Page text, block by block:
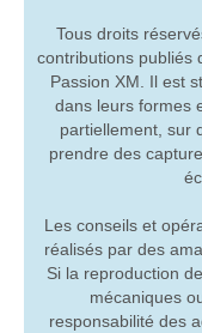
Tous droits
contributions publiés
Passion XM. Il est
dans leurs formes
partiellement, sur
prendre des
Les conseils et
réalisés par des
Si la reproduction
mécaniques
responsabilité des